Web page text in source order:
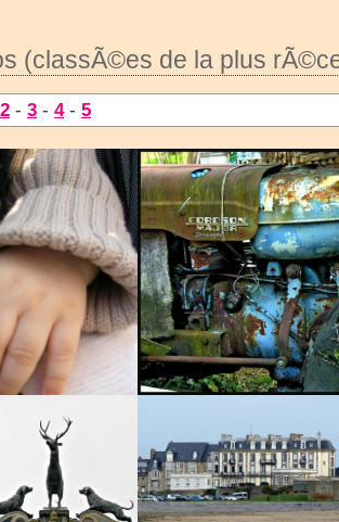
(classÃ©es de la plus
2 - 3 - 4- 5